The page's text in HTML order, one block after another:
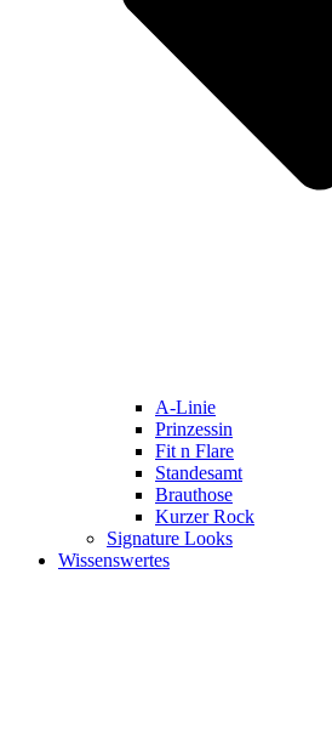
A-Linie
Prinzessin
Fit n Flare
Standesamt
Brauthose
Kurzer Rock
Signature Looks
Wissenswertes